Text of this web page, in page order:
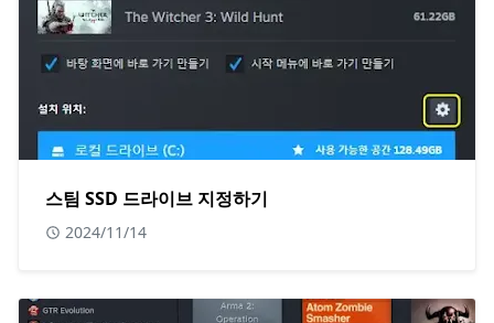
스팀 SSD 드라이브 지정하기
2024/11/14